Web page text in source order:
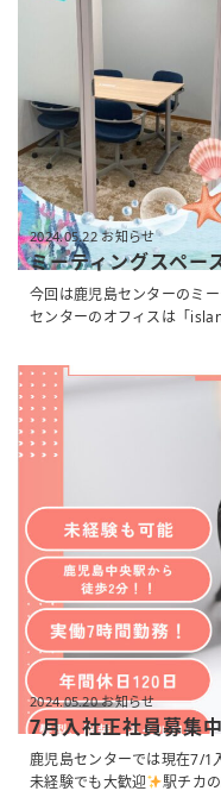
2024.05.22 お知らせ
ミーティングスペー
今回は鹿児島センターのミ
センターのオフィスは「
設され、計14室となりまし
だ名前となっており、今回
瑚）」以外にも「ドルフィ
どがあります。 2箇所ある
浜）」をイメージしたデザ
介した記事をチェックし
2024.05.20 お知らせ
7月入社正社員募集中
鹿児島センターでは現在7/1
未経験でも大歓迎
駅チカ